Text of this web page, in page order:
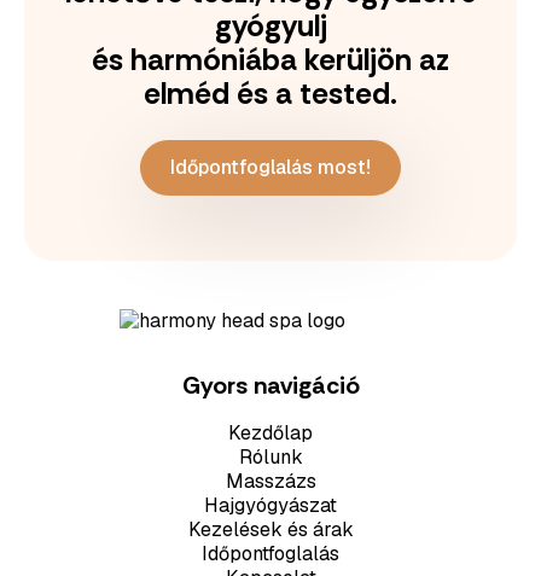
gyógyulj
és harmóniába kerüljön az
elméd és a tested.
Időpontfoglalás most!
Gyors navigáció
Kezdőlap
Rólunk
Masszázs
Hajgyógyászat
Kezelések és árak
Időpontfoglalás